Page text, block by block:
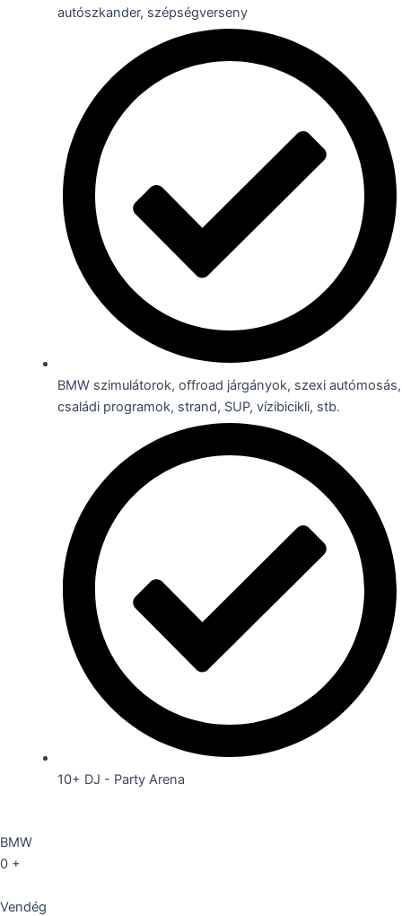
autószkander, szépségverseny
BMW szimulátorok, offroad járgányok, szexi autómosás,
családi programok, strand, SUP, vízibicikli, stb.
10+ DJ - Party Arena
BMW
0 +
Vendég